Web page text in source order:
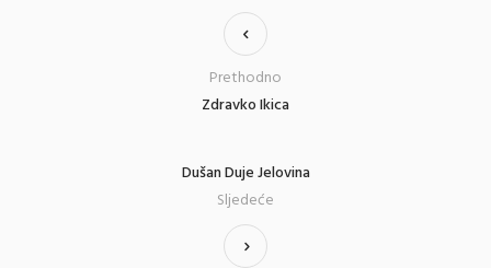
Zdravko Ikica
Prethodno
Dušan Duje Jelovina
Sljedeće